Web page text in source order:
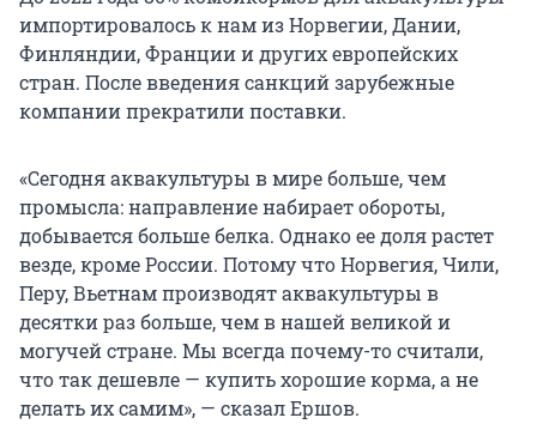
импортировалось к нам из Норвегии, Дании,
Финляндии, Франции и других европейских
стран. После введения санкций зарубежные
компании прекратили поставки.
«Сегодня аквакультуры в мире больше, чем
промысла: направление набирает обороты,
добывается больше белка. Однако ее доля растет
везде, кроме России. Потому что Норвегия, Чили,
Перу, Вьетнам производят аквакультуры в
десятки раз больше, чем в нашей великой и
могучей стране. Мы всегда почему-то считали,
что так дешевле — купить хорошие корма, а не
делать их самим», — сказал Ершов.